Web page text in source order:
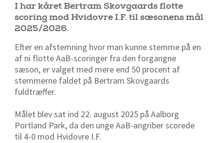
I har kåret Bertram Skovgaards flotte
scoring mod Hvidovre I.F. til sæsonens mål
2025/2026.
Efter en afstemning hvor man kunne stemme på en
af ni flotte AaB-scoringer fra den forgangne
sæson, er valget med mere end 50 procent af
stemmerne faldet på Bertram Skovgaards
fuldtræffer.
Målet blev sat ind 22. august 2025 på Aalborg
Portland Park, da den unge AaB-angriber scorede
til 4-0 mod Hvidovre I.F.